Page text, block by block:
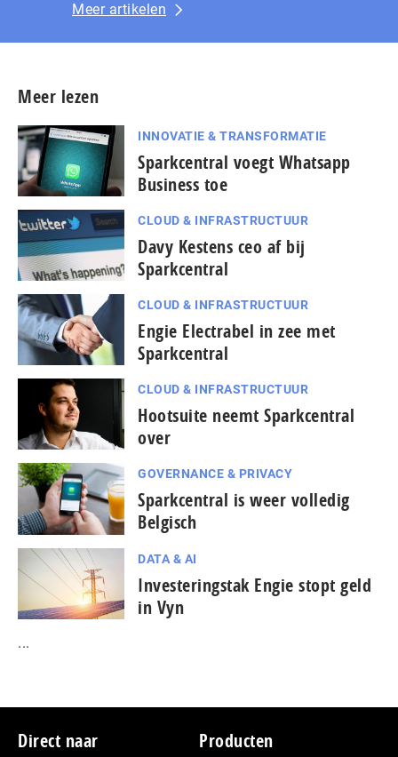
Meer artikelen
Meer lezen
INNOVATIE & TRANSFORMATIE
Sparkcentral voegt Whatsapp
Business toe
CLOUD & INFRASTRUCTUUR
Davy Kestens ceo af bij
Sparkcentral
CLOUD & INFRASTRUCTUUR
Engie Electrabel in zee met
Sparkcentral
CLOUD & INFRASTRUCTUUR
Hootsuite neemt Sparkcentral
over
GOVERNANCE & PRIVACY
Sparkcentral is weer volledig
Belgisch
DATA & AI
Investeringstak Engie stopt geld
in Vyn
...
Footer
Direct naar Producten